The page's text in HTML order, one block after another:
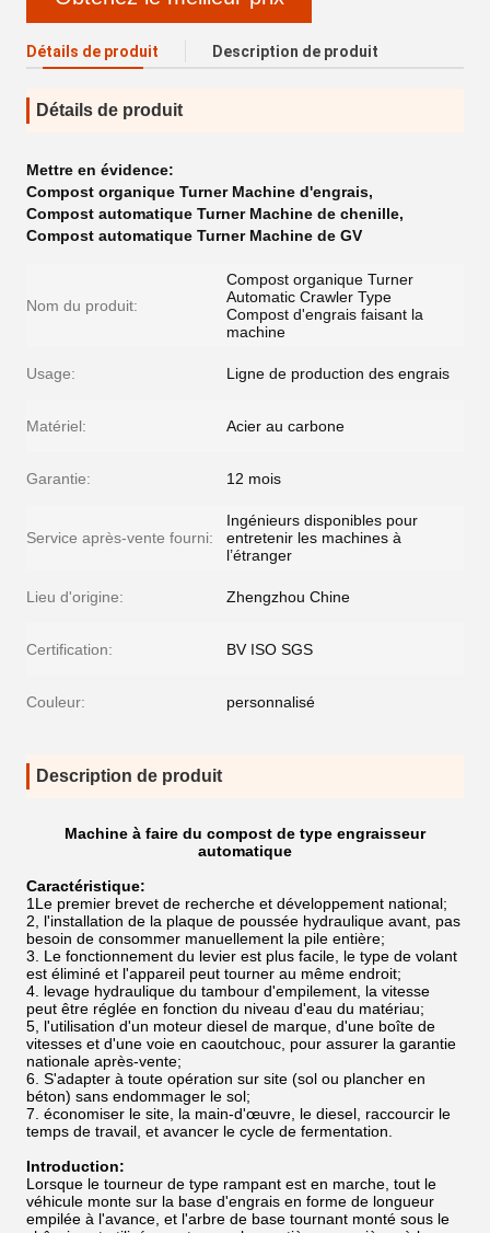
Détails de produit Description de produit
Détails de produit
Mettre en évidence:
Compost organique Turner Machine d'engrais,
Compost automatique Turner Machine de chenille,
Compost automatique Turner Machine de GV
Nom du produit:
Compost organique Turner
Automatic Crawler Type
Compost d'engrais faisant la
machine
Usage: Ligne de production des engrais
Matériel: Acier au carbone
Garantie: 12 mois
Service après-vente fourni:
Ingénieurs disponibles pour
entretenir les machines à
l’étranger
Lieu d'origine: Zhengzhou Chine
Certification: BV ISO SGS
Couleur: personnalisé
Description de produit
Machine à faire du compost de type engraisseur
automatique
Caractéristique:
1Le premier brevet de recherche et développement national;
2, l'installation de la plaque de poussée hydraulique avant, pas
besoin de consommer manuellement la pile entière;
3. Le fonctionnement du levier est plus facile, le type de volant
est éliminé et l'appareil peut tourner au même endroit;
4. levage hydraulique du tambour d'empilement, la vitesse
peut être réglée en fonction du niveau d'eau du matériau;
5, l'utilisation d'un moteur diesel de marque, d'une boîte de
vitesses et d'une voie en caoutchouc, pour assurer la garantie
nationale après-vente;
6. S'adapter à toute opération sur site (sol ou plancher en
béton) sans endommager le sol;
7. économiser le site, la main-d'œuvre, le diesel, raccourcir le
temps de travail, et avancer le cycle de fermentation.
Introduction:
Lorsque le tourneur de type rampant est en marche, tout le
véhicule monte sur la base d'engrais en forme de longueur
empilée à l'avance, et l'arbre de base tournant monté sous le